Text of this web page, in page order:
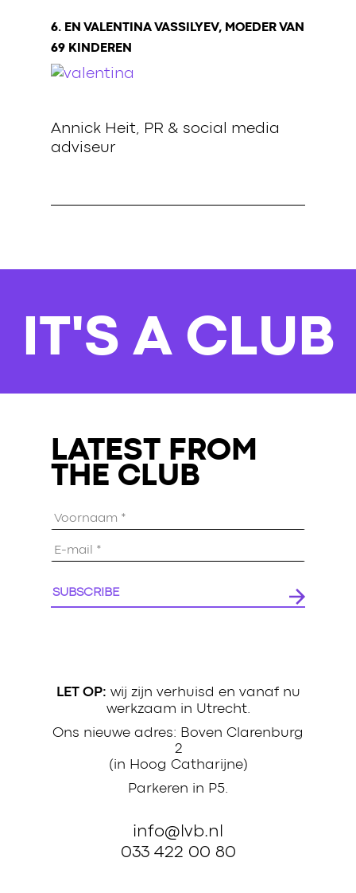
6. EN VALENTINA VASSILYEV, MOEDER VAN
69 KINDEREN
Annick Heit, PR & social media
adviseur
IT'S A CLUB
LATEST FROM
THE CLUB
Voornaam *
E-
LET OP: wij zijn verhuisd en vanaf nu
werkzaam in Utrecht.
Ons nieuwe adres: Boven Clarenburg
2
(in Hoog Catharijne)
Parkeren in P5.
info@lvb.nl
033 422 00 80